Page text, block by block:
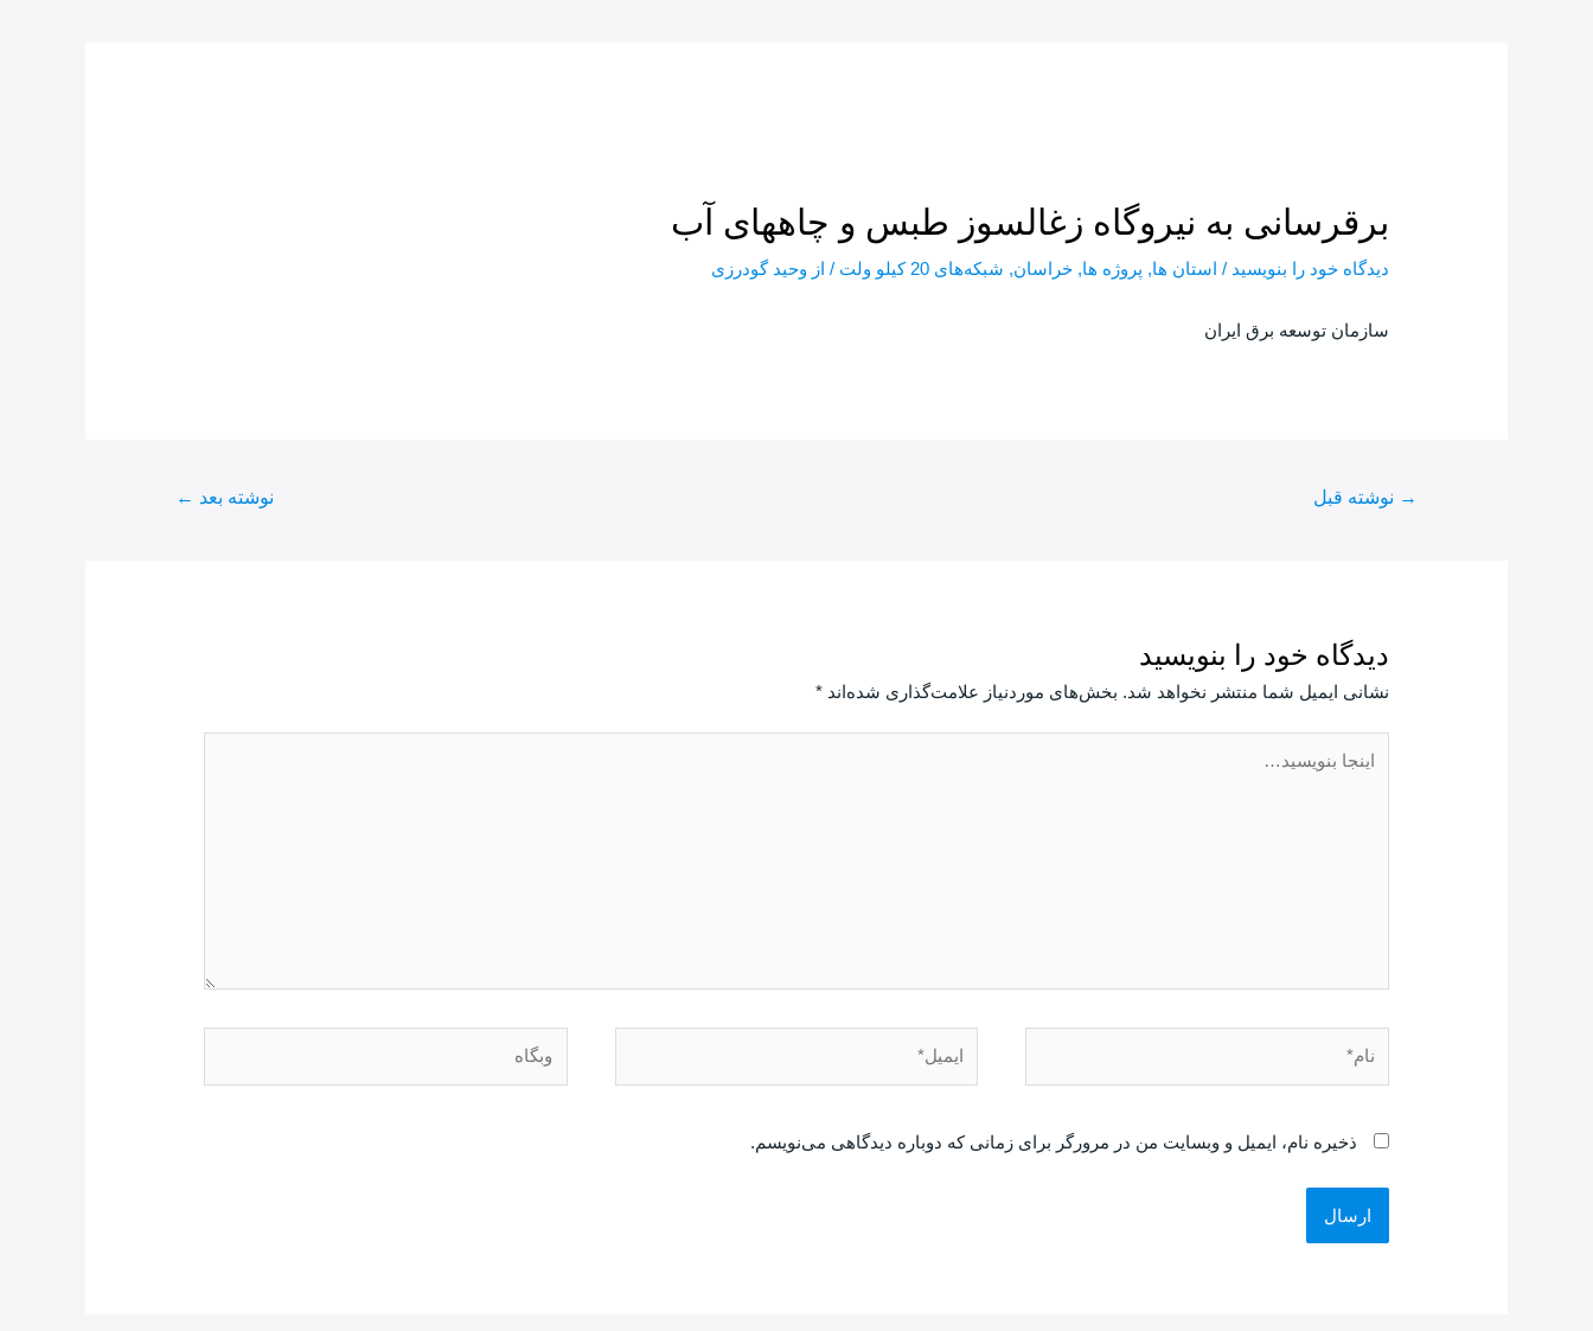
برقرسانی به نیروگاه زغالسوز طبس و چاههای آب
دیدگاه‌ خود را بنویسید / استان ها, پروژه ها,خراسان, شبکه‌های 20 کیلو ولت / از وحید گودرزی
سازمان توسعه برق ایران
→ نوشته قبل نوشته بعد ←
دیدگاه‌ خود را بنویسید
نشانی ایمیل شما منتشر نخواهد شد. بخش‌های موردنیاز علامت‌گذاری شده‌اند*
ذخیره نام، ایمیل و وبسایت من در مرورگر برای زمانی که دوباره دیدگاهی می‌نویسم.